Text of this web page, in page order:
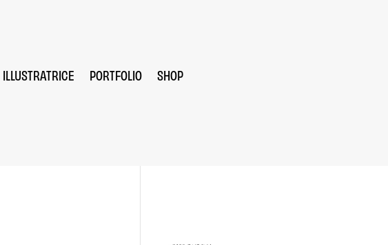
ILLUSTRATRICE PORTFOLIO SHOP